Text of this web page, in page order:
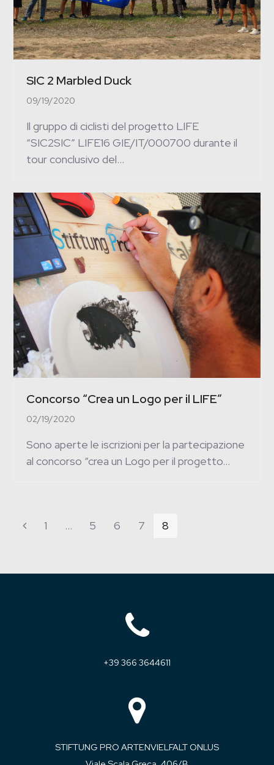
SIC 2 Marbled Duck
09/19/2020
Il gruppo di ciclisti del progetto LIFE
“SIC2SIC” LIFE16 GIE/IT/000700 durante il
tour conclusivo del…
Concorso “Crea un Logo per il LIFE”
02/19/2020
Sono aperte le iscrizioni per la partecipazione
al concorso “crea un Logo per il progetto…
Previous
Page
1 … Page
5 Page
6 Page
7 Page
8
+39 366 3644611
STIFTUNG PRO ARTENVIELFALT ONLUS